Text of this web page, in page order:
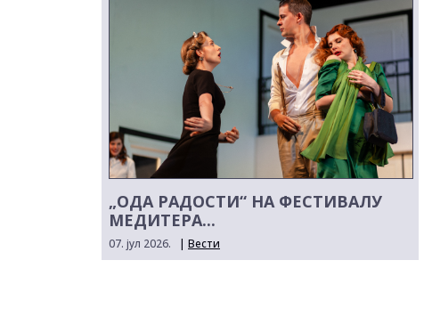
„ОДА РАДОСТИ“ НА ФЕСТИВАЛУ
МЕДИТЕРА...
07. јул 2026. | Вести